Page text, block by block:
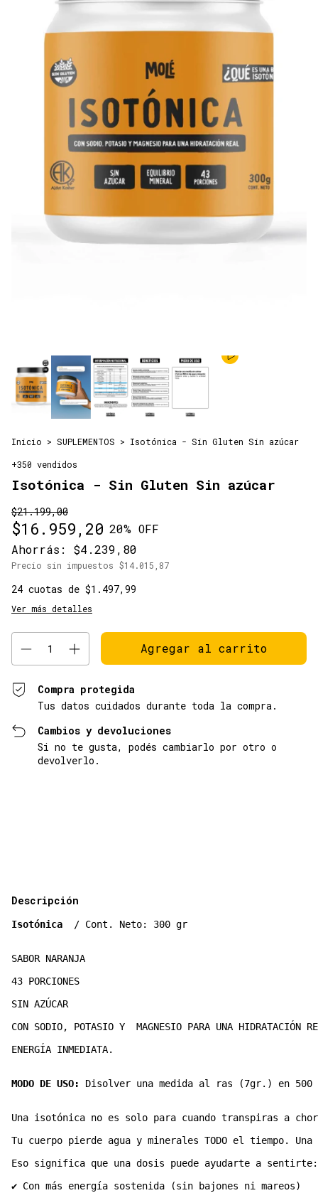
Inicio > SUPLEMENTOS > Isotónica - Sin Gluten Sin azúcar
+350 vendidos
Isotónica - Sin Gluten Sin azúcar
$21.199,00
$16.959,20 20% OFF
Ahorrás:
$4.239,80
Precio sin impuestos $14.015,87
24 cuotas de $1.497,99
Ver más detalles
Compra protegida
Tus datos cuidados durante toda la compra.
Cambios y devoluciones
Si no te gusta, podés cambiarlo por otro o
devolverlo.
Descripción
Isotónica / Cont. Neto: 300 gr
SABOR NARANJA
43 PORCIONES
SIN AZÚCAR
CON SODIO, POTASIO Y  MAGNESIO PARA UNA HIDRATACIÓN
ENERGÍA INMEDIATA.
MODO DE USO: Disolver una medida al ras (7gr.) en
Una isotónica no es solo para cuando transpiras a
Tu cuerpo pierde agua y minerales TODO el tiempo.
Eso significa que una dosis puede ayudarte a sentirte:
✔ Con más energía sostenida (sin bajones ni mareos)